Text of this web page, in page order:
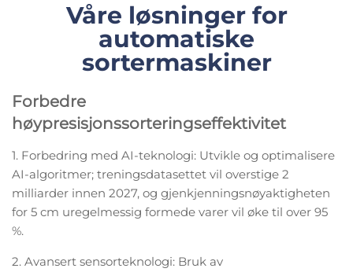
Våre løsninger for
automatiske
sortermaskiner
Forbedre
høypresisjonssorteringseffektivitet
1. Forbedring med AI-teknologi: Utvikle og optimalisere
AI-algoritmer; treningsdatasettet vil overstige 2
milliarder innen 2027, og gjenkjenningsnøyaktigheten
for 5 cm uregelmessig formede varer vil øke til over 95
%.
2. Avansert sensorteknologi: Bruk av